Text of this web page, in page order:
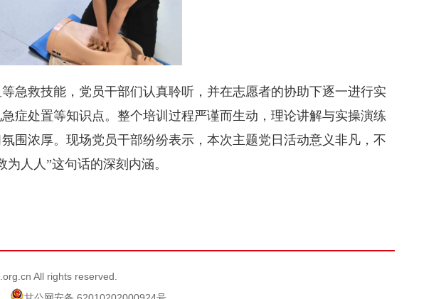
急救技能，党员干部们认真聆听，并在志愿者的协助下逐一进行实
症处置等知识点。整个培训过程严谨而生动，理论讲解与实操演练
围浓厚。现场党员干部纷纷表示，本次主题党日活动意义非凡，不
人人”这句话的深刻内涵。
All rights reserved.